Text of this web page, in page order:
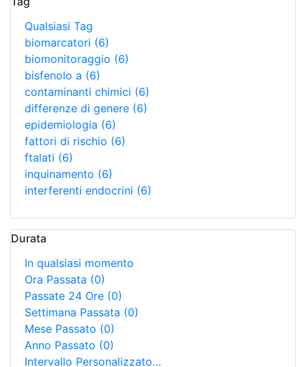
Qualsiasi Tag
biomarcatori (6)
biomonitoraggio (6)
bisfenolo a (6)
contaminanti chimici (6)
differenze di genere (6)
epidemiologia (6)
fattori di rischio (6)
ftalati (6)
inquinamento (6)
interferenti endocrini (6)
Durata
In qualsiasi momento
Ora Passata (0)
Passate 24 Ore (0)
Settimana Passata (0)
Mese Passato (0)
Anno Passato (0)
Intervallo Personalizzato…